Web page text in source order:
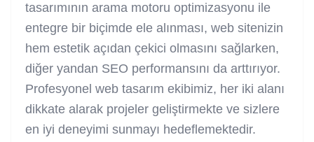
tasarımının arama motoru optimizasyonu ile
entegre bir biçimde ele alınması, web sitenizin
hem estetik açıdan çekici olmasını sağlarken,
diğer yandan SEO performansını da arttırıyor.
Profesyonel web tasarım ekibimiz, her iki alanı
dikkate alarak projeler geliştirmekte ve sizlere
en iyi deneyimi sunmayı hedeflemektedir.